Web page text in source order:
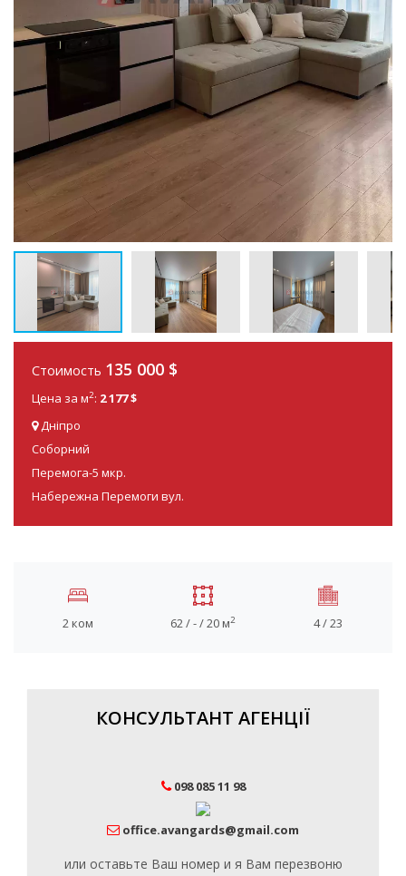
Стоимость 135 000 $
Цена за м2: 2 177 $
Дніпро
Соборний
Перемога-5 мкр.
Набережна Перемоги вул.
2 ком 62 / - / 20 м2 4 / 23
КОНСУЛЬТАНТ АГЕНЦІЇ
098 085 11 98
office.avangards@gmail.com
или оставьте Ваш номер и я Вам перезвоню